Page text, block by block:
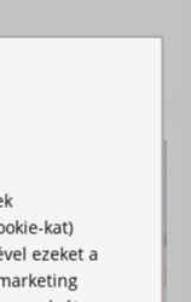
kat)
ezeket a